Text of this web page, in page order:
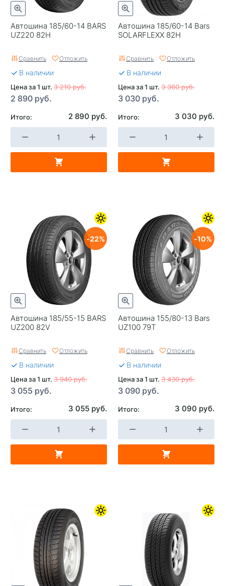
Автошина 185/60-14 BARS
UZ220 82H
Сравнить Отложить
В наличии
Цена за 1 шт. 3 210 руб.
2 890 руб.
Итого: 2 890 руб.
Автошина 185/60-14 Bars
SOLARFLEXX 82H
Сравнить Отложить
В наличии
Цена за 1 шт. 3 360 руб.
3 030 руб.
Итого: 3 030 руб.
Автошина 185/55-15 BARS
UZ200 82V
22
Сравнить Отложить
В наличии
Цена за 1 шт. 3 940 руб.
3 055 руб.
Итого: 3 055 руб.
Автошина 155/80-13 Bars
UZ100 79T
10
Сравнить Отложить
В наличии
Цена за 1 шт. 3 430 руб.
3 090 руб.
Итого: 3 090 руб.